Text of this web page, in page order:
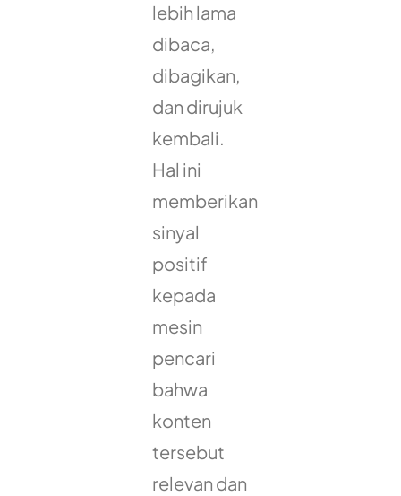
lebih lama
dibaca,
dibagikan,
dan dirujuk
kembali.
Hal ini
memberikan
sinyal
positif
kepada
mesin
pencari
bahwa
konten
tersebut
relevan dan